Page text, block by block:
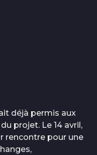
déjà permis aux
projet. Le 14 avril,
rencontre pour une